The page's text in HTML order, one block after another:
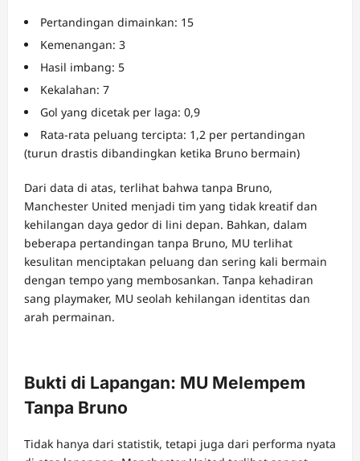
Pertandingan dimainkan: 15
Kemenangan: 3
Hasil imbang: 5
Kekalahan: 7
Gol yang dicetak per laga: 0,9
Rata-rata peluang tercipta: 1,2 per pertandingan
(turun drastis dibandingkan ketika Bruno bermain)
Dari data di atas, terlihat bahwa tanpa Bruno,
Manchester United menjadi tim yang tidak kreatif dan
kehilangan daya gedor di lini depan. Bahkan, dalam
beberapa pertandingan tanpa Bruno, MU terlihat
kesulitan menciptakan peluang dan sering kali bermain
dengan tempo yang membosankan. Tanpa kehadiran
sang playmaker, MU seolah kehilangan identitas dan
arah permainan.
Bukti di Lapangan: MU Melempem
Tanpa Bruno
Tidak hanya dari statistik, tetapi juga dari performa nyata